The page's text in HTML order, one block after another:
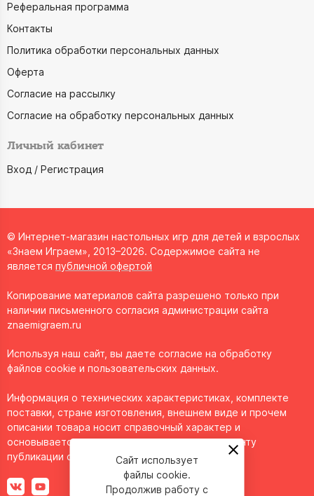
Реферальная программа
Контакты
Политика обработки персональных данных
Оферта
Согласие на рассылку
Согласие на обработку персональных данных
Личный кабинет
Вход / Регистрация
© Интернет-магазин настольных игр для детей и взрослых
«Знаем Играем», 2013–2026. Содержимое сайта не
является публичной офертой
Копирование материалов сайта разрешено только при
наличии письменного согласия администрации сайта
znaemigraem.ru
Используя наш сайт, вы даете согласие на обработку
файлов cookie и пользовательских данных.
Информация о технических характеристиках, комплекте
поставки, стране изготовления, внешнем виде и прочем
описании товара носит справочный характер и
основывается на последних доступных к моменту
публикации сведениях.Сайт использует
файлы cookie.
Продолжив работу с